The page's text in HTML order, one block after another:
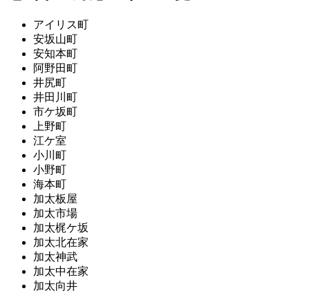
アイリス町
安坂山町
安知本町
阿野田町
井尻町
井田川町
市ケ坂町
上野町
江ケ室
小川町
小野町
海本町
加太板屋
加太市場
加太梶ケ坂
加太北在家
加太神武
加太中在家
加太向井